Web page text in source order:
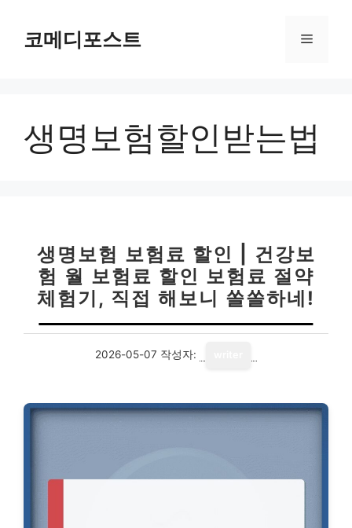
코메디포스트 메
생명보험할인받는법
생명보험 보험료 할인 | 건강보
험 월 보험료 할인 보험료 절약
체험기, 직접 해보니 쏠쏠하네!
2026-05-07 작성자: